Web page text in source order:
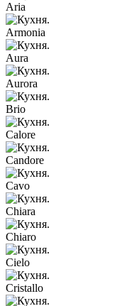
Aria
Armonia
Aura
Aurora
Brio
Calore
Candore
Cavo
Chiara
Chiaro
Cielo
Cristallo